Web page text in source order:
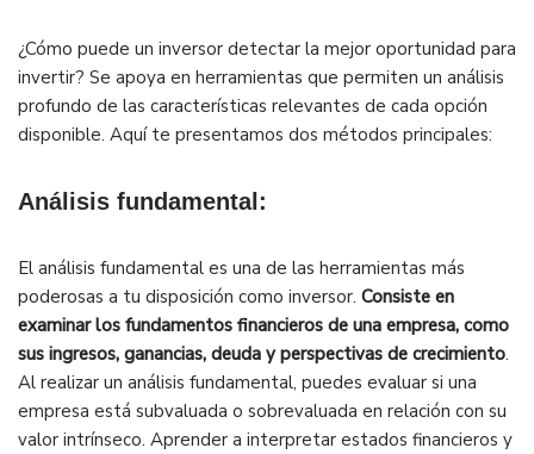
¿Cómo puede un inversor detectar la mejor oportunidad para
invertir? Se apoya en herramientas que permiten un análisis
profundo de las características relevantes de cada opción
disponible. Aquí te presentamos dos métodos principales:
Análisis fundamental:
El análisis fundamental es una de las herramientas más
poderosas a tu disposición como inversor. Consiste en
examinar los fundamentos financieros de una empresa, como
sus ingresos, ganancias, deuda y perspectivas de crecimiento.
Al realizar un análisis fundamental, puedes evaluar si una
empresa está subvaluada o sobrevaluada en relación con su
valor intrínseco. Aprender a interpretar estados financieros y